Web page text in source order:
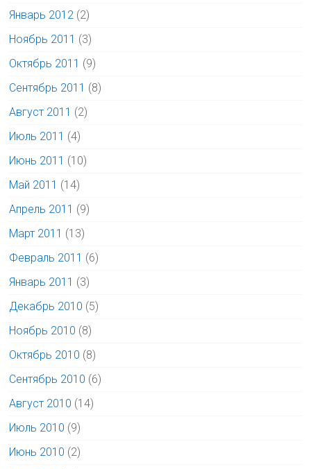
Январь 2012 (2)
Ноябрь 2011 (3)
Октябрь 2011 (9)
Сентябрь 2011 (8)
Август 2011 (2)
Июль 2011 (4)
Июнь 2011 (10)
Май 2011 (14)
Апрель 2011 (9)
Март 2011 (13)
Февраль 2011 (6)
Январь 2011 (3)
Декабрь 2010 (5)
Ноябрь 2010 (8)
Октябрь 2010 (8)
Сентябрь 2010 (6)
Август 2010 (14)
Июль 2010 (9)
Июнь 2010 (2)